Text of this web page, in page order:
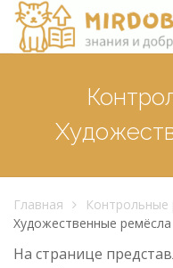
Главная Контрольные
Художественные ремёсла
На странице